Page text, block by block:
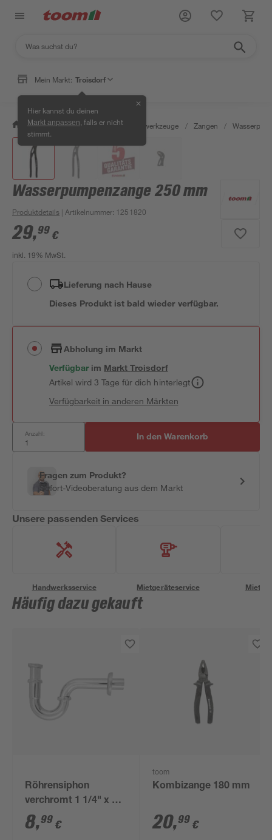
Mein Markt: Troisdorf
Hier kannst du deinen
Markt anpassen , falls er nicht
stimmt.
✕
/ Werkstatt & Maschinen / Handwerkzeuge / Zangen /
Wasserpumpenzange 250 mm
Produktdetails | Artikelnummer: 1251820
29,99 €
inkl. 19% MwSt.
Lieferung nach Hause
Dieses Produkt ist bald wieder verfügbar.
Abholung im Markt
Verfügbar im MarktTroisdorf
Artikel wird 3 Tage für dich hinterlegt
Verfügbarkeit in anderen Märkten
Anzahl: In den Warenkorb
Fragen zum Produkt?
Sofort-Videoberatung aus dem Markt
Unsere passenden Services
Handwerksservice Mietgeräteservice
Häufig dazu gekauft
Röhrensiphon
verchromt 1 1/4" x 32
mm
8,99 €
toom
Kombizange 180 mm
20,99 €